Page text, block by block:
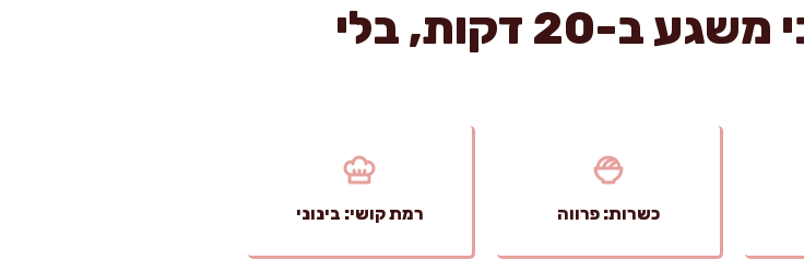
סלט שומר גזר וקולורבי משגע ב-20 דקות, בלי
כשרות: פרווה רמת קושי: בינוני